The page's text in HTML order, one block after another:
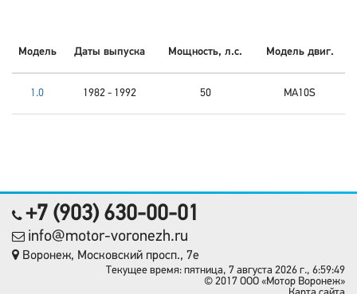
Модель Даты выпуска Мощность, л.с. Модель двиг.
1.0 1982 - 1992 50 MA10S
+7 (903) 630-00-01
info@motor-voronezh.ru
Воронеж, Московский просп., 7е
Текущее время: пятница, 7 августа 2026 г., 6:59:49
© 2017 OOO «Мотор Воронеж»